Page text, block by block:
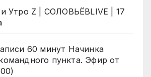
Утро Z | СОЛОВЬЁВLIVE | 17
60 минут Начинка
пункта. Эфир от